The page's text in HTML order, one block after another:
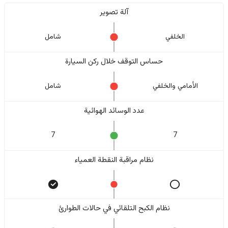
آلة تصوير
الخلفي شامل
حساس التوقف خلال ركن السيارة
الأمامي والخلفي شامل
عدد الوسائد الهوائية
7
7
نظام مراقبة النقطة العمياء
نظام الكبح التلقائي في حالات الطوارئ